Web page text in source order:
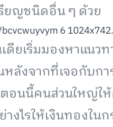
ยญชนิดอื่น ๆ ด้วย
ดียเริ่มมองหาแนว
หลังจากที่เจอกับก
ตอนนี้คนส่วนใหญ่ใ
างไรให้เงินทองใน